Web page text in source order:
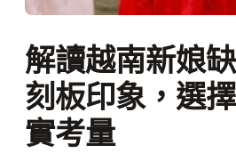
解讀越南新娘
刻板印象，選
實考量